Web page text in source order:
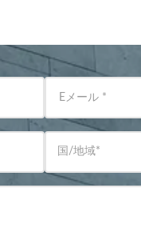
Eメール *
国/地域*